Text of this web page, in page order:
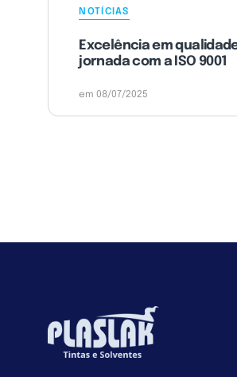
NOTÍCIAS
Excelência em
jornada com a ISO 9001
em 08/07/2025